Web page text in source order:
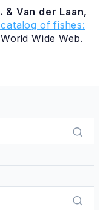
& Van der Laan,
of fishes:
Wide Web.